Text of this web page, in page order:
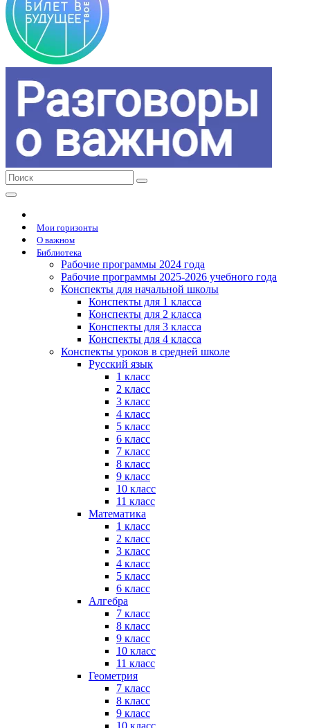
Мои горизонты
О важном
Библиотека
Рабочие программы 2024 года
Рабочие программы 2025-2026 учебного года
Конспекты для начальной школы
Конспекты для 1 класса
Конспекты для 2 класса
Конспекты для 3 класса
Конспекты для 4 класса
Конспекты уроков в средней школе
Русский язык
1 класс
2 класс
3 класс
4 класс
5 класс
6 класс
7 класс
8 класс
9 класс
10 класс
11 класс
Математика
1 класс
2 класс
3 класс
4 класс
5 класс
6 класс
Алгебра
7 класс
8 класс
9 класс
10 класс
11 класс
Геометрия
7 класс
8 класс
9 класс
10 класс